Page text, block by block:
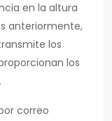
en la altura
anteriormente,
los
los
correo